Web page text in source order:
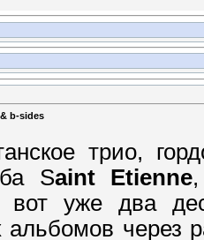
b-sides
трио,
Saint Etienne
вот уже два
через